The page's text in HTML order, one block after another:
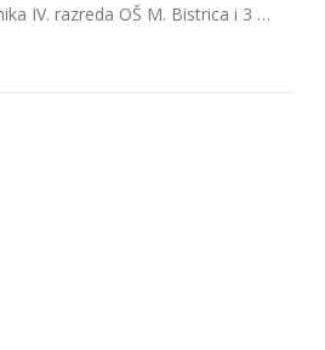
IV. razreda OŠ M. Bistrica i 3 …